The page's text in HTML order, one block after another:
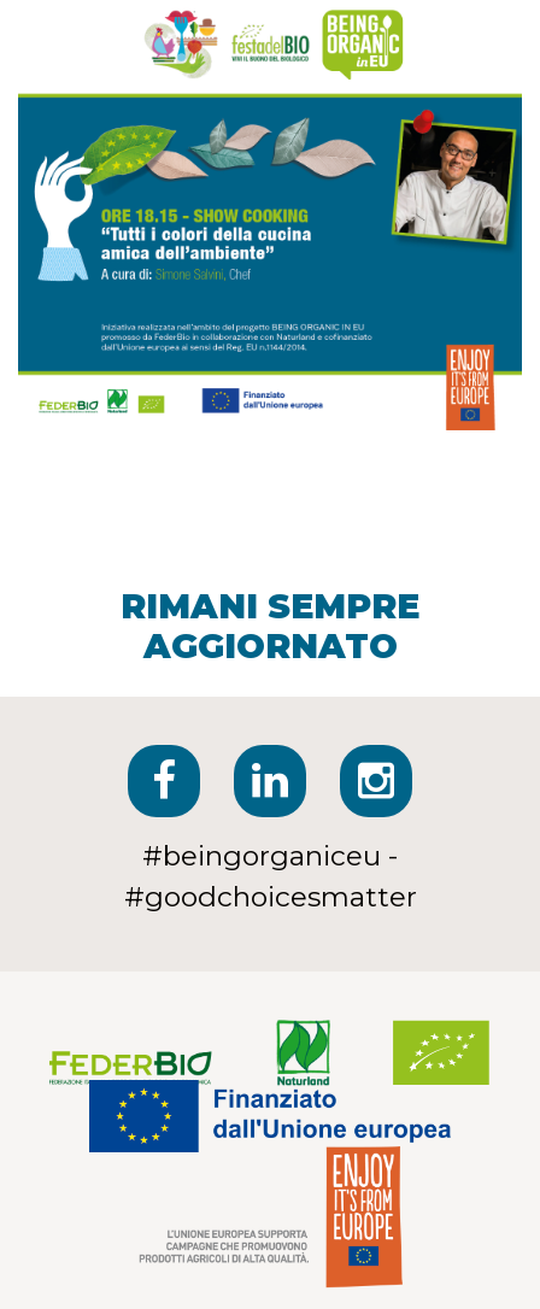
RIMANI SEMPRE
AGGIORNATO
#beingorganiceu -
#goodchoicesmatter